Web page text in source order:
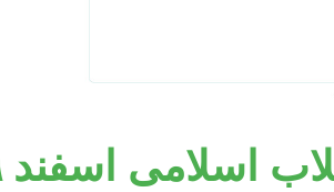
اسلامی اسفند ۱۳۹۹